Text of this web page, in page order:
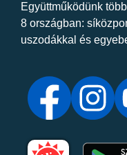
Együttműködünk
8 országban:
uszodákkal és